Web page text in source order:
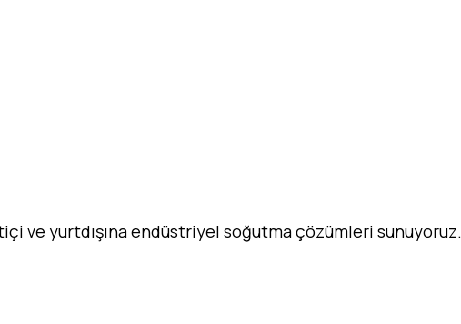
ve yurtdışına endüstriyel soğutma çözümleri sunuyoruz.